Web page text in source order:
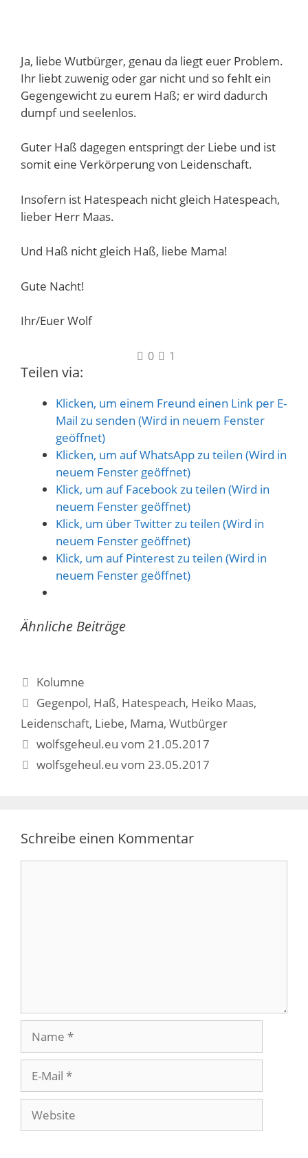
Ja, liebe Wutbürger, genau da liegt euer Problem.
Ihr liebt zuwenig oder gar nicht und so fehlt ein
Gegengewicht zu eurem Haß; er wird dadurch
dumpf und seelenlos.
Guter Haß dagegen entspringt der Liebe und ist
somit eine Verkörperung von Leidenschaft.
Insofern ist Hatespeach nicht gleich Hatespeach,
lieber Herr Maas.
Und Haß nicht gleich Haß, liebe Mama!
Gute Nacht!
Ihr/Euer Wolf
0 1
Teilen via:
Klicken, um einem Freund einen Link per E-
Mail zu senden (Wird in neuem Fenster
geöffnet)
Klicken, um auf WhatsApp zu teilen (Wird in
neuem Fenster geöffnet)
Klick, um auf Facebook zu teilen (Wird in
neuem Fenster geöffnet)
Klick, um über Twitter zu teilen (Wird in
neuem Fenster geöffnet)
Klick, um auf Pinterest zu teilen (Wird in
neuem Fenster geöffnet)
Ähnliche Beiträge
Kategorien
Kolumne
Schlagwörter
Gegenpol, Haß, Hatespeach, Heiko Maas,
Leidenschaft, Liebe, Mama, Wutbürger
Beitrags-
Navigation
wolfsgeheul.eu vom 21.05.2017
wolfsgeheul.eu vom 23.05.2017
Schreibe einen Kommentar
Mail
Website